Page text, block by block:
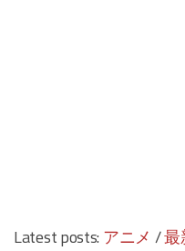
Latest posts: アニメ /最